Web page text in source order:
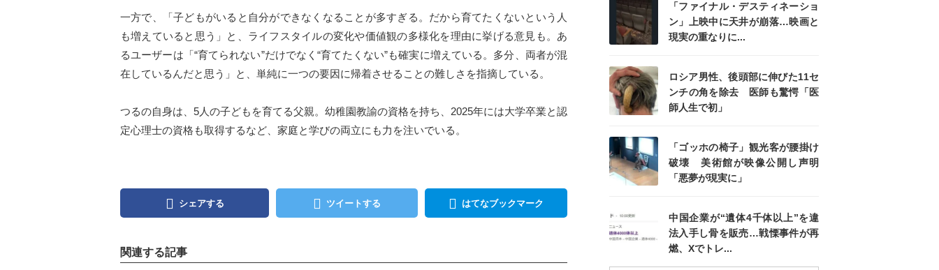
一方で、「子どもがいると自分ができなくなることが多すぎる。だから育てたくないという人
も増えていると思う」と、ライフスタイルの変化や価値観の多様化を理由に挙げる意見も。あ
るユーザーは「“育てられない”だけでなく“育てたくない”も確実に増えている。多分、両者が混
在しているんだと思う」と、単純に一つの要因に帰着させることの難しさを指摘している。
つるの自身は、5人の子どもを育てる父親。幼稚園教諭の資格を持ち、2025年には大学卒業と認
定心理士の資格も取得するなど、家庭と学びの両立にも力を注いでいる。
シェアする ツイートする はてなブックマーク
関連する記事
「ファイナル・デスティネーショ
ン」上映中に天井が崩落…映画と
現実の重なりに...
ロシア男性、後頭部に伸びた11セ
ンチの角を除去 医師も驚愕「医
師人生で初」
「ゴッホの椅子」観光客が腰掛け
破壊 美術館が映像公開し声明
「悪夢が現実に」
中国企業が“遺体4千体以上”を違
法入手し骨を販売…戦慄事件が再
燃、Xでトレ...